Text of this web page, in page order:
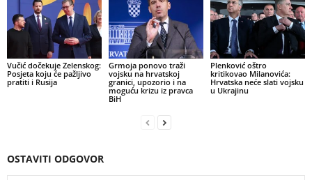
Vučić dočekuje Zelenskog:
Posjeta koju će pažljivo
pratiti i Rusija
Grmoja ponovo traži
vojsku na hrvatskoj
granici, upozorio i na
moguću krizu iz pravca
BiH
Plenković oštro
kritikovao Milanovića:
Hrvatska neće slati vojsku
u Ukrajinu
OSTAVITI ODGOVOR